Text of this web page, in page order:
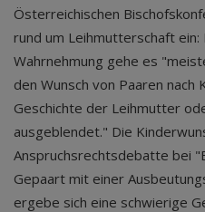
Österreichischen
rund um Leihmutterschaft
Wahrnehmung gehe es
den Wunsch von Paaren nach
Geschichte der Leihmutter
ausgeblendet." Die
Anspruchsrechtsdebatte bei
Gepaart mit einer
ergebe sich eine schwierige